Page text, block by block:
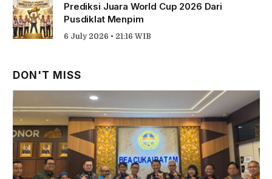
Prediksi Juara World Cup 2026 Dari
Pusdiklat Menpim
6 July 2026 • 21:16 WIB
DON'T MISS